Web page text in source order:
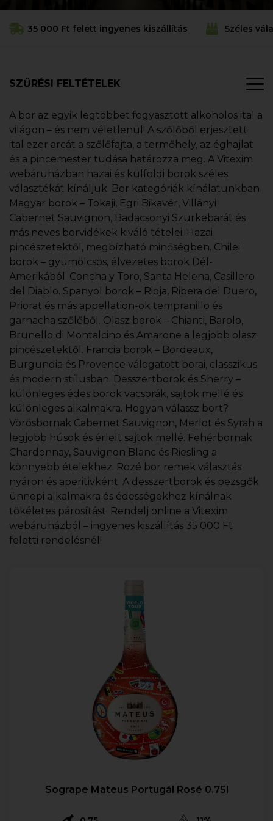
35 000 Ft felett ingyenes kiszállítás Széles
SZŰRÉSI FELTÉTELEK
A bor az egyik legtöbbet fogyasztott alkoholos ital a
világon – és nem véletlenül! A szőlőből erjesztett
ital ezer arcát a szőlőfajta, a termőhely, az éghajlat
és a pincemester tudása határozza meg. A Vitexim
webáruházban hazai és külföldi borok széles
választékát kínáljuk. Bor kategóriák kínálatunkban
Magyar borok – Tokaji, Egri Bikavér, Villányi
Cabernet Sauvignon, Badacsonyi Szürkebarát és
más neves borvidékek kiváló tételei. Hazai
pincészetektől, megbízható minőségben. Chilei
borok – gyümölcsös, élvezetes borok Dél-
Amerikából. Concha y Toro, Santa Helena, Casillero
del Diablo. Spanyol borok – Rioja, Ribera del Duero,
Priorat és más appellation-ok tempranillo és
garnacha szőlőből. Olasz borok – Chianti, Barolo,
Brunello di Montalcino és Amarone a legjobb olasz
pincészetektől. Francia borok – Bordeaux,
Burgundia és Provence válogatott borai, classzikus
és modern stílusban. Desszertborok és Sherry –
különleges édes borok vacsorák, sajtok mellé és
különleges alkalmakra. Hogyan válassz bort?
Vörösbornak Cabernet Sauvignon, Merlot és Syrah a
legjobb húsok és érlelt sajtok mellé. Fehérbornak
Chardonnay, Sauvignon Blanc és Riesling a
könnyebb ételekhez. Rozé bor remek választás
nyáron és aperitivként. A desszertborok és pezsgők
ünnepi alkalmakra és édességekhez kínálnak
tökéletes párosítást. Rendelj online a Vitexim
webáruházból – ingyenes kiszállítás 35 000 Ft
feletti rendelésnél!
Sogrape Mateus Portugál Rosé 0.75l